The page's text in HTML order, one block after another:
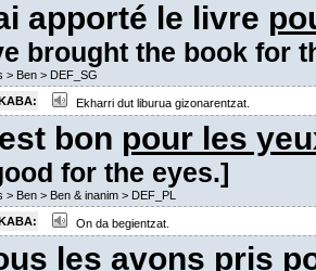
apporté le livre
brought the book for
> Ben> DEF_SG
Ekharri dut liburua gizonarentzat.
bon pour les
for the eyes.]
> Ben> Ben & inanim> DEF_PL
On da begientzat.
les avons pris